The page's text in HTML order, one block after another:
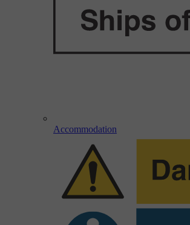
Accommodation